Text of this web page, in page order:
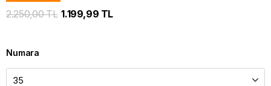
2.250,00 TL 1.199,99 TL
Numara